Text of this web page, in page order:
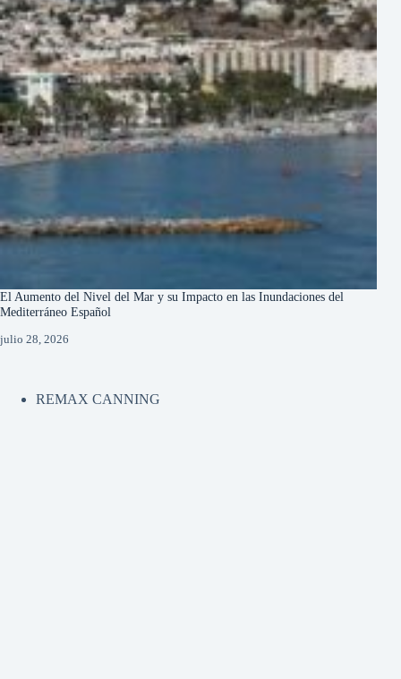
El Aumento del Nivel del Mar y su Impacto en las Inundaciones del
Mediterráneo Español
julio 28, 2026
REMAX CANNING